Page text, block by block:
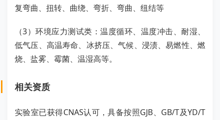
复弯曲、扭转、曲绕、弯折、弯曲、纽结等
（3）环境应力测试类：温度循环、温度冲击、耐湿、
低气压、高温寿命、冰挤压、气候、浸渍、易燃性、燃
烧、盐雾、霉菌、温湿高等。
相关资质
实验室已获得CNAS认可，具备按照GJB、GB/T及YD/T